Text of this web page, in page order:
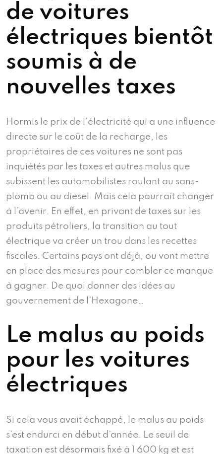
de voitures
électriques bientôt
soumis à de
nouvelles taxes
Hormis le prix de l’électricité qui a une influence
directe sur le coût de la recharge, les
propriétaires de ces voitures ne sont pas
inquiétés par les taxes et autres malus que
subissent les automobilistes roulant au sans-
plomb ou au diesel. Mais cela pourrait changer
à l’avenir. En effet, en privant de taxes sur les
produits pétroliers, la transition au tout
électrique va créer un trou dans les recettes
fiscales. Certains pays ont déjà, ou vont mettre
en place des mesures pour combler ce manque
à gagner. De quoi donner des idées au
gouvernement de l’Hexagone…
Le malus au poids
pour les voitures
électriques
Si cela vous avait échappé, le malus au poids
s’est endurci en début d’année. Le seuil de
taxation est désormais fixé à 1 600 kg et est